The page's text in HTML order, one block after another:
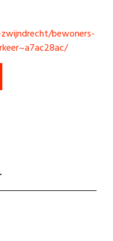
bewoners-